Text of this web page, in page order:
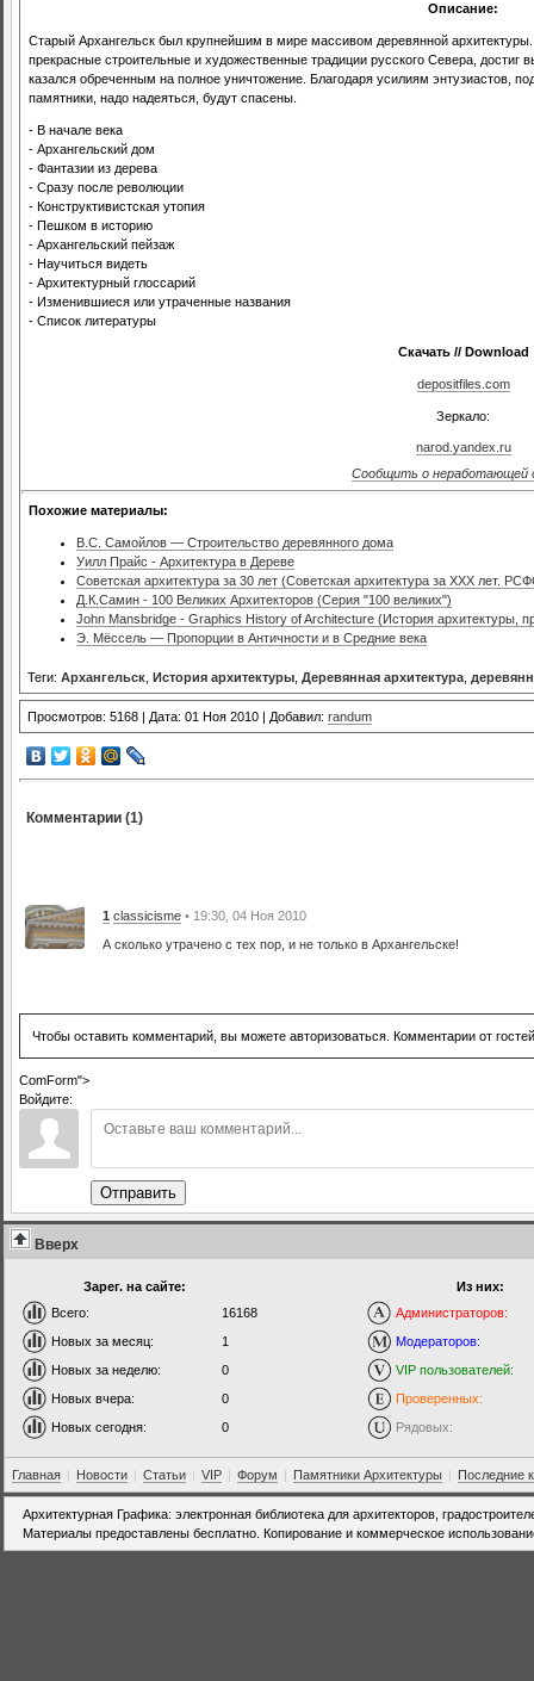
Описание:
Старый Архангельск был крупнейшим в мире массивом деревянной
прекрасные строительные и художественные традиции русского Севера, достиг
казался обреченным на полное уничтожение. Благодаря усилиям энтузиастов,
памятники, надо надеяться, будут спасены.
- В начале века
- Архангельский дом
- Фантазии из дерева
- Сразу после революции
- Конструктивистская утопия
- Пешком в историю
- Архангельский пейзаж
- Научиться видеть
- Архитектурный глоссарий
- Изменившиеся или утраченные названия
- Список литературы
Скачать // Download
depositfiles.com
Зеркало:
narod.yandex.ru
Сообщить о неработающей
Похожие материалы:
В.С. Самойлов — Строительство деревянного дома
Уилл Прайс - Архитектура в Дереве
Советская архитектура за 30 лет (Советская архитектура за XXX лет.
Д.К.Самин - 100 Великих Архитекторов (Серия "100 великих")
John Mansbridge - Graphics History of Architecture (История архитектуры,
Э. Мёссель — Пропорции в Античности и в Средние века
Теги: Архангельск История архитектуры Деревянная архитектура
Просмотров: 5168 | Дата: 01 Ноя 2010 | Добавил: randum
Комментарии (1)
1 classicisme • 19:30, 04 Ноя 2010
А сколько утрачено с тех пор, и не только в Архангельске!
Чтобы оставить комментарий, вы можете авторизоваться. Комментарии от
ComForm">
Войдите:
Отправить
Вверх
Зарег. на сайте:
Всего:
16168
Новых за месяц:
1
Новых за неделю:
0
Новых вчера:
0
Новых сегодня:
0
Из них:
Администраторов:
Модераторов:
VIP пользователей:
Проверенных:
Рядовых:
Главная | Новости | Статьи | VIP | Форум | Памятники Архитектуры | Последние
Архитектурная Графика: электронная библиотека для архитекторов,
Материалы предоставлены бесплатно. Копирование и коммерческое